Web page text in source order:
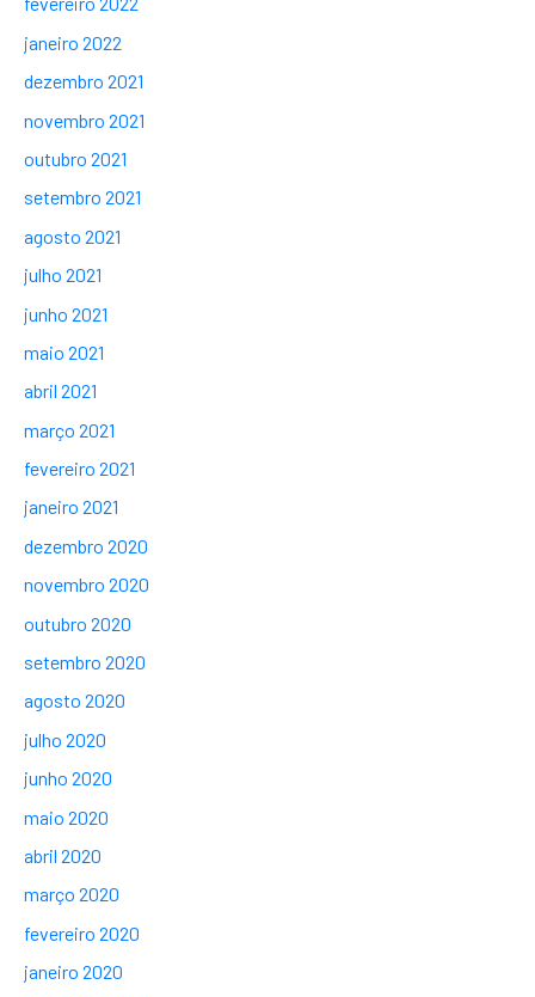
janeiro 2022
dezembro 2021
novembro 2021
outubro 2021
setembro 2021
agosto 2021
julho 2021
junho 2021
maio 2021
abril 2021
março 2021
fevereiro 2021
janeiro 2021
dezembro 2020
novembro 2020
outubro 2020
setembro 2020
agosto 2020
julho 2020
junho 2020
maio 2020
abril 2020
março 2020
fevereiro 2020
janeiro 2020